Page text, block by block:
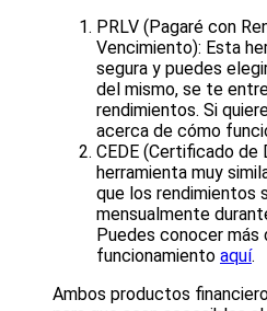
PRLV (Pagaré con
Vencimiento): Esta
segura y puedes
del mismo, se te
rendimientos. Si
acerca de cómo
CEDE (Certificado de
herramienta muy
que los rendimientos
mensualmente
Puedes conocer más
funcionamiento aquí.
Ambos productos